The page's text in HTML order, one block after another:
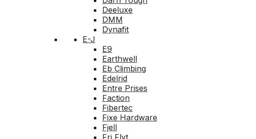
Deeluxe
DMM
Dynafit
E-J
E9
Earthwell
Eb Climbing
Edelrid
Entre Prises
Faction
Fibertec
Fixe Hardware
Fjell